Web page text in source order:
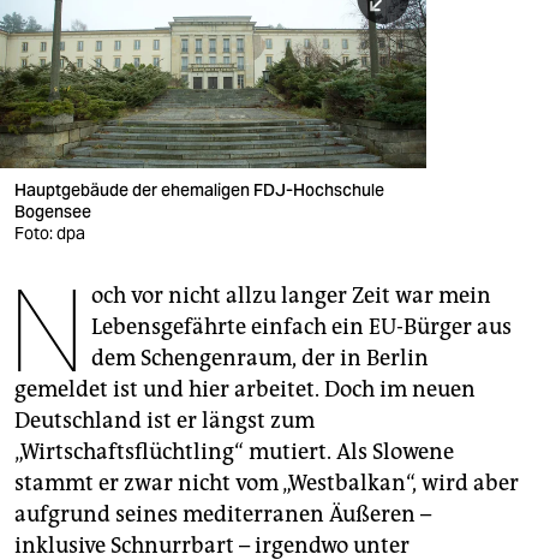
verlag
verlag
veranstaltungen
shop
fragen & hilfe
unterstützen
genossenschaft
epaper login
Hauptgebäude der ehemaligen FDJ-Hochschule
Bogensee
Foto: dpa
N och vor nicht allzu langer Zeit war mein
Lebensgefährte einfach ein EU-Bürger aus
dem Schengenraum, der in Berlin
gemeldet ist und hier arbeitet. Doch im neuen
Deutschland ist er längst zum
„Wirtschaftsflüchtling“ mutiert. Als Slowene
stammt er zwar nicht vom „Westbalkan“, wird aber
aufgrund seines mediterranen Äußeren –
inklusive Schnurrbart – irgendwo unter